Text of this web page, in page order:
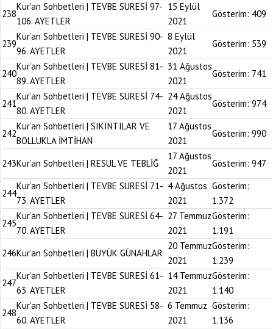
238
Kur’an Sohbetleri | TEVBE SURESİ 97-
106. AYETLER
15 Eylül
2021
Gösterim: 409
239
Kur’an Sohbetleri | TEVBE SURESİ 90-
96. AYETLER
8 Eylül
2021
Gösterim: 539
240
Kur’an Sohbetleri | TEVBE SURESİ 81-
89. AYETLER
31 Ağustos
2021
Gösterim: 741
241
Kur’an Sohbetleri | TEVBE SURESİ 74-
80. AYETLER
24 Ağustos
2021
Gösterim: 974
242
Kur’an Sohbetleri | SIKINTILAR VE
BOLLUKLA İMTİHAN
17 Ağustos
2021
Gösterim: 990
243Kur’an Sohbetleri | RESUL VE TEBLİĞ
17 Ağustos
2021
Gösterim: 947
244
Kur’an Sohbetleri | TEVBE SURESİ 71-
73. AYETLER
4 Ağustos
2021
Gösterim:
1.372
245
Kur’an Sohbetleri | TEVBE SURESİ 64-
70. AYETLER
27 Temmuz
2021
Gösterim:
1.191
246Kur’an Sohbetleri | BÜYÜK GÜNAHLAR
20 Temmuz
2021
Gösterim:
1.239
247
Kur’an Sohbetleri | TEVBE SURESİ 61-
63. AYETLER
14 Temmuz
2021
Gösterim:
1.140
248
Kur’an Sohbetleri | TEVBE SURESİ 58-
60. AYETLER
6 Temmuz
2021
Gösterim:
1.136